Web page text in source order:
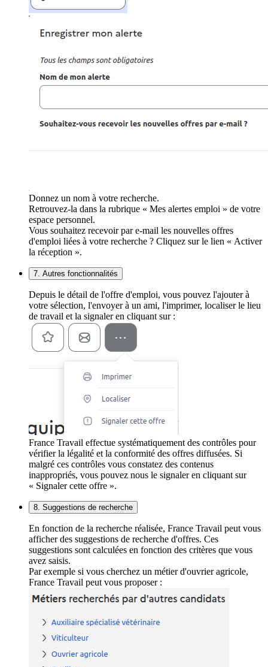
Donnez un nom à votre recherche.
Retrouvez-la dans la rubrique « Mes alertes emploi » de votre
espace personnel.
Vous souhaitez recevoir par e-mail les nouvelles offres
d'emploi liées à votre recherche ? Cliquez sur le lien « Activer
la réception ».
7. Autres fonctionnalités
Depuis le détail de l'offre d'emploi, vous pouvez l'ajouter à
votre sélection, l'envoyer à un ami, l'imprimer, localiser le lieu
de travail et la signaler en cliquant sur :
France Travail effectue systématiquement des contrôles pour
vérifier la légalité et la conformité des offres diffusées. Si
malgré ces contrôles vous constatez des contenus
inappropriés, vous pouvez nous le signaler en cliquant sur
« Signaler cette offre ».
8. Suggestions de recherche
En fonction de la recherche réalisée, France Travail peut vous
afficher des suggestions de recherche d'offres. Ces
suggestions sont calculées en fonction des critères que vous
avez saisis.
Par exemple si vous cherchez un métier d'ouvrier agricole,
France Travail peut vous proposer :